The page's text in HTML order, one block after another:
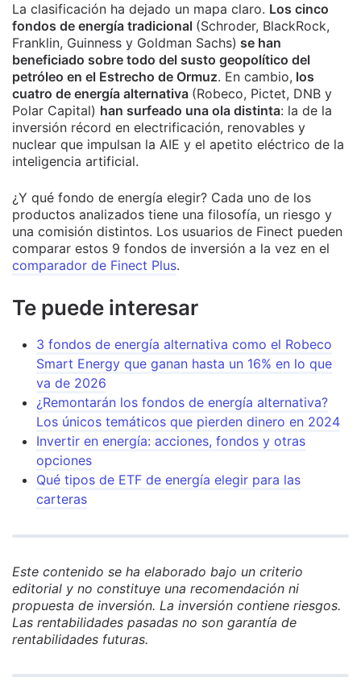
La clasificación ha dejado un mapa claro. Los cinco
fondos de energía tradicional (Schroder, BlackRock,
Franklin, Guinness y Goldman Sachs) se han
beneficiado sobre todo del susto geopolítico del
petróleo en el Estrecho de Ormuz. En cambio, los
cuatro de energía alternativa (Robeco, Pictet, DNB y
Polar Capital) han surfeado una ola distinta: la de la
inversión récord en electrificación, renovables y
nuclear que impulsan la AIE y el apetito eléctrico de la
inteligencia artificial.
¿Y qué fondo de energía elegir? Cada uno de los
productos analizados tiene una filosofía, un riesgo y
una comisión distintos. Los usuarios de Finect pueden
comparar estos 9 fondos de inversión a la vez en el
comparador de Finect Plus.
Te puede interesar
3 fondos de energía alternativa como el Robeco
Smart Energy que ganan hasta un 16% en lo que
va de 2026
¿Remontarán los fondos de energía alternativa?
Los únicos temáticos que pierden dinero en 2024
Invertir en energía: acciones, fondos y otras
opciones
Qué tipos de ETF de energía elegir para las
carteras
Este contenido se ha elaborado bajo un criterio
editorial y no constituye una recomendación ni
propuesta de inversión. La inversión contiene riesgos.
Las rentabilidades pasadas no son garantía de
rentabilidades futuras.